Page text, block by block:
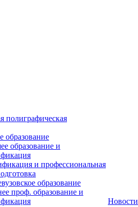
полиграфическая
образование
образование и
и профессиональная
образование
проф. образование и
Новости